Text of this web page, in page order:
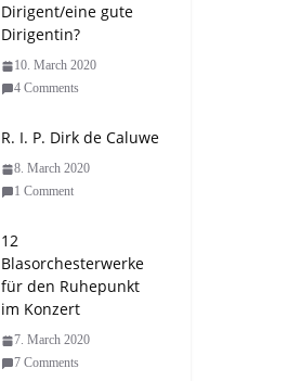
Dirigent/eine gute
Dirigentin?
10. March 2020
4 Comments
R. I. P. Dirk de Caluwe
8. March 2020
1 Comment
12
Blasorchesterwerke
für den Ruhepunkt
im Konzert
7. March 2020
7 Comments